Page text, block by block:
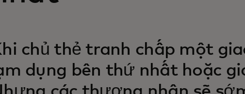
chủ thẻ tranh chấp một
dụng bên thứ nhất hoặc